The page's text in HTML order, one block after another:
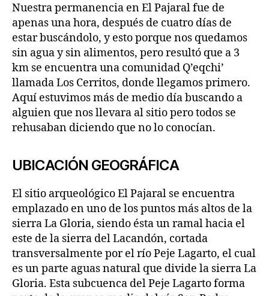
Nuestra permanencia en El Pajaral fue de
apenas una hora, después de cuatro días de
estar buscándolo, y esto porque nos quedamos
sin agua y sin alimentos, pero resultó que a 3
km se encuentra una comunidad Q’eqchi’
llamada Los Cerritos, donde llegamos primero.
Aquí estuvimos más de medio día buscando a
alguien que nos llevara al sitio pero todos se
rehusaban diciendo que no lo conocían.
UBICACIÓN GEOGRÁFICA
El sitio arqueológico El Pajaral se encuentra
emplazado en uno de los puntos más altos de la
sierra La Gloria, siendo ésta un ramal hacia el
este de la sierra del Lacandón, cortada
transversalmente por el río Peje Lagarto, el cual
es un parte aguas natural que divide la sierra La
Gloria. Esta subcuenca del Peje Lagarto forma